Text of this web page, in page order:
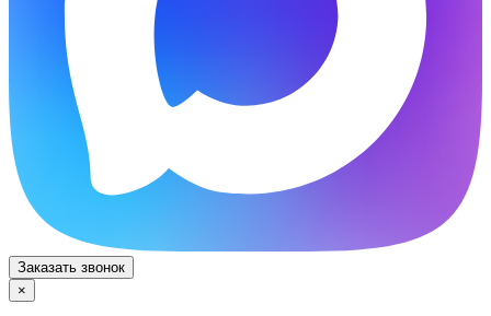
Заказать звонок
×